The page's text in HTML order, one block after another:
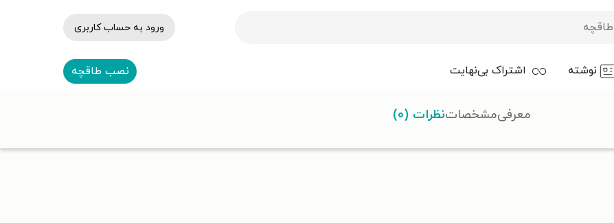
ورود به حساب کاربری
نوشته اشتراک بی‌نهایت نصب طاقچه
معرفیمشخصاتنظرات (۰)